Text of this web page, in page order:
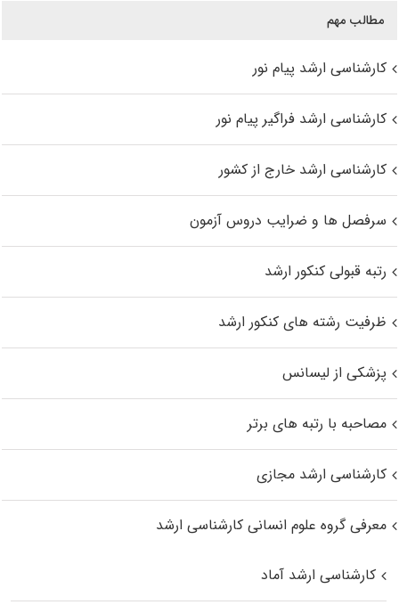
مطالب مهم
کارشناسی ارشد پیام نور
کارشناسی ارشد فراگیر پیام نور
کارشناسی ارشد خارج از کشور
سرفصل ها و ضرایب دروس آزمون
رتبه قبولی کنکور ارشد
ظرفیت رشته های کنکور ارشد
پزشکی از لیسانس
مصاحبه با رتبه های برتر
کارشناسی ارشد مجازی
معرفی گروه علوم انسانی کارشناسی ارشد
کارشناسی ارشد آماد